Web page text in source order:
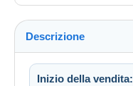
Descrizione
Inizio della vendita: